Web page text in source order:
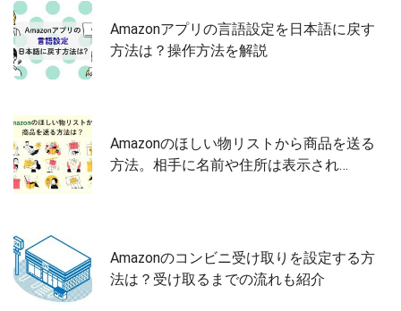
Amazonアプリの言語設定を日本語に戻す
方法は？操作方法を解説
Amazonのほしい物リストから商品を送る
方法。相手に名前や住所は表示され…
Amazonのコンビニ受け取りを設定する方
法は？受け取るまでの流れも紹介